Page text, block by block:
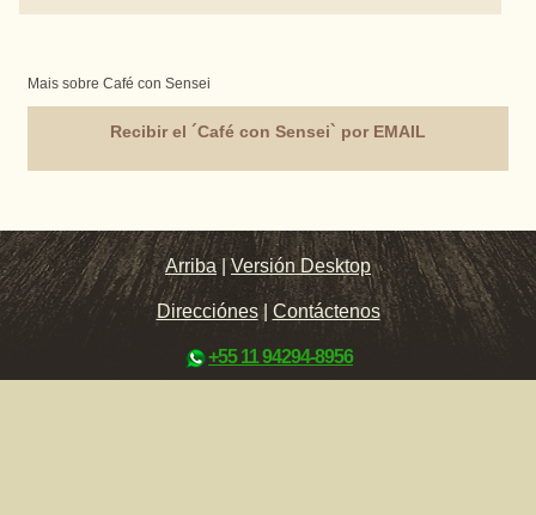
Mais sobre Café con Sensei
Recibir el ´Café con Sensei` por EMAIL
Arriba |Versión Desktop
Direcciónes| Contáctenos
+55 11 94294-8956